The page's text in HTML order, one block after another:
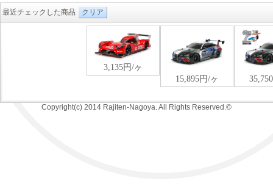
最近チェックした商品 クリア
Copyright(c) 2014 Rajiten-Nagoya. All Rights Reserved.©